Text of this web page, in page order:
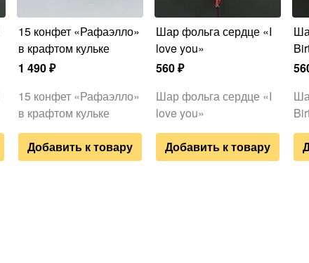
15 конфет «Рафаэлло»
в крафтом кульке
1 490₽
15 конфет «Рафаэлло»
в крафтом кульке
Добавить к товару
Шар фольга сердце «I
love you»
560₽
Шар фольга сердце «I
love you»
Добавить к товару
Шар фольга «Happy